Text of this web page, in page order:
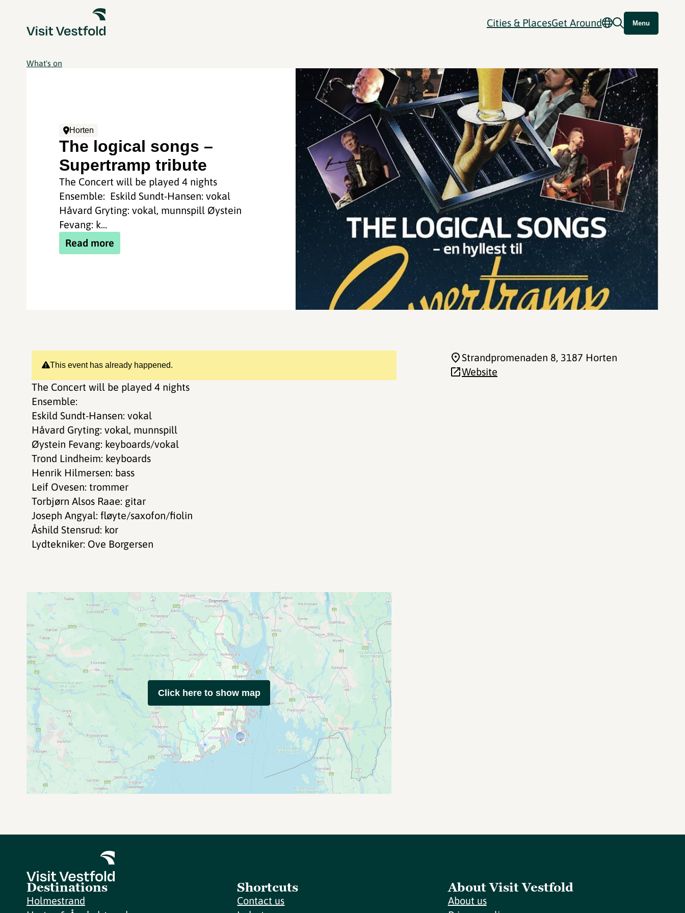
Cities & PlacesGet Around Menu
What's on
Horten
The logical songs –
Supertramp tribute
The Concert will be played 4 nights
Ensemble: Eskild Sundt-Hansen: vokal
Håvard Gryting: vokal, munnspill Øystein
Fevang: k...
Read more
This event has already happened.
The Concert will be played 4 nights
Ensemble:
Eskild Sundt-Hansen: vokal
Håvard Gryting: vokal, munnspill
Øystein Fevang: keyboards/vokal
Trond Lindheim: keyboards
Henrik Hilmersen: bass
Leif Ovesen: trommer
Torbjørn Alsos Raae: gitar
Joseph Angyal: fløyte/saxofon/fiolin
Åshild Stensrud: kor
Lydtekniker: Ove Borgersen
Strandpromenaden 8, 3187 Horten
Website
Click here to show map
Destinations
Holmestrand
Shortcuts
Contact us
About Visit Vestfold
About us